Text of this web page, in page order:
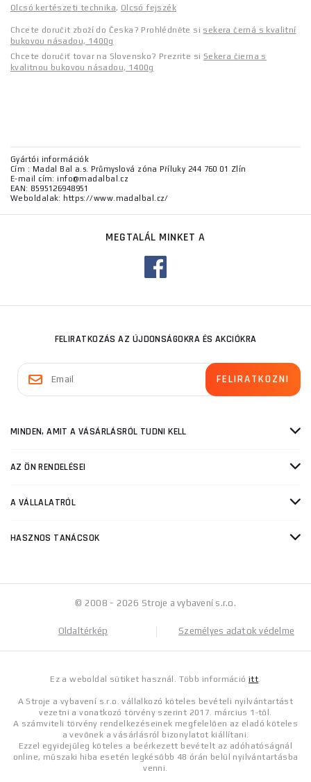
Olcsó kertészeti technika, Olcsó fejszék
Chcete doručit zboží do Česka? Prohlédněte si sekera černá s kvalitní
bukovou násadou, 1400g
Chcete doručiť tovar na Slovensko? Prezrite si Sekera čierna s
kvalitnou bukovou násadou, 1400g
Gyártói információk
Cím : Madal Bal a.s. Průmyslová zóna Příluky 244 760 01 Zlín
E-mail cím: info@madalbal.cz
EAN: 8595126948951
Weboldalak: https://www.madalbal.cz/
MEGTALÁL MINKET A
FELIRATKOZÁS AZ ÚJDONSÁGOKRA ÉS AKCIÓKRA
MINDEN, AMIT A VÁSÁRLÁSRÓL TUDNI KELL
AZ ÖN RENDELÉSEI
A VÁLLALATRÓL
HASZNOS TANÁCSOK
© 2008 - 2026 Stroje a vybavení s.r.o.
Oldaltérkép Személyes adatok védelme
Ez a weboldal sütiket használ. Több információitt.
A Stroje a vybavení s.r.o. vállalkozó köteles bevételi nyilvántartást
vezetni a vonatkozó törvény szerint 2017. március 1-től.
A számviteli törvény rendelkezéseinek megfelelően az eladó köteles
a vevőnek a vásárlásról bizonylatot kiállítani.
Ezzel egyidejűleg köteles a beérkezett bevételt az adóhatóságnál
online, műszaki hiba esetén legkésőbb 48 órán belül nyilvántartásba
venni.